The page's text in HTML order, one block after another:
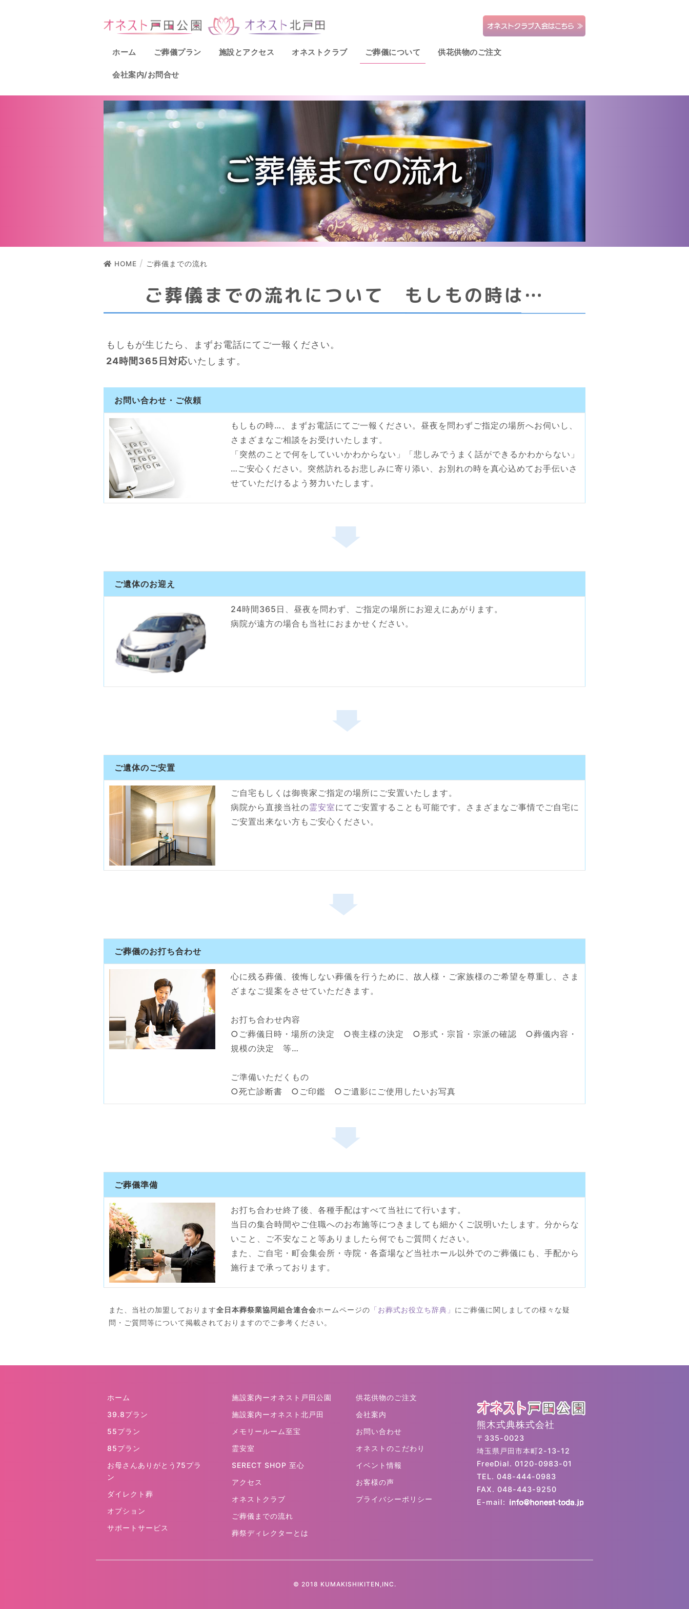
ホーム ご葬儀プラン 施設とアクセス オネストクラブ ご葬儀について 供花供物のご注文
会社案内/お問合せ
HOME ご葬儀までの流れ
ご葬儀までの流れについて もしもの時は…
もしもが生じたら、まずお電話にてご一報ください。
24時間365日対応いたします。
お問い合わせ・ご依頼
もしもの時…、まずお電話にてご一報ください。昼夜を問わずご指定の場所へお伺いし、
さまざまなご相談をお受けいたします。
「突然のことで何をしていいかわからない」「悲しみでうまく話ができるかわからない」
…ご安心ください。突然訪れるお悲しみに寄り添い、お別れの時を真心込めてお手伝いさ
せていただけるよう努力いたします。
ご遺体のお迎え
24時間365日、昼夜を問わず、ご指定の場所にお迎えにあがります。
病院が遠方の場合も当社におまかせください。
ご遺体のご安置
ご自宅もしくは御喪家ご指定の場所にご安置いたします。
病院から直接当社の霊安室にてご安置することも可能です。さまざまなご事情でご自宅に
ご安置出来ない方もご安心ください。
ご葬儀のお打ち合わせ
心に残る葬儀、後悔しない葬儀を行うために、故人様・ご家族様のご希望を尊重し、さま
ざまなご提案をさせていただきます。
お打ち合わせ内容
○ご葬儀日時・場所の決定 ○喪主様の決定 ○形式・宗旨・宗派の確認 ○葬儀内容・
規模の決定 等…
ご準備いただくもの
○死亡診断書 ○ご印鑑 ○ご遺影にご使用したいお写真
ご葬儀準備
お打ち合わせ終了後、各種手配はすべて当社にて行います。
当日の集合時間やご住職へのお布施等につきましても細かくご説明いたします。分からな
いこと、ご不安なこと等ありましたら何でもご質問ください。
また、ご自宅・町会集会所・寺院・各斎場など当社ホール以外でのご葬儀にも、手配から
施行まで承っております。
また、当社の加盟しております全日本葬祭業協同組合連合会ホームページの 「お葬式お役立ち辞典」 にご葬儀に関しましての様々な疑
問・ご質問等について掲載されておりますのでご参考ください。
ホーム
39.8プラン
55プラン
85プラン
お母さんありがとう75プラ
ン
ダイレクト葬
オプション
サポートサービス
施設案内ーオネスト戸田公園
施設案内ーオネスト北戸田
メモリールーム至宝
霊安室
SERECT SHOP 至心
アクセス
オネストクラブ
ご葬儀までの流れ
葬祭ディレクターとは
供花供物のご注文
会社案内
お問い合わせ
オネストのこだわり
イベント情報
お客様の声
プライバシーポリシー
熊木式典株式会社
〒335-0023
埼玉県戸田市本町2-13-12
FreeDial. 0120-0983-01
TEL. 048-444-0983
FAX. 048-443-9250
E-mail:
© 2018 KUMAKISHIKITEN,INC.